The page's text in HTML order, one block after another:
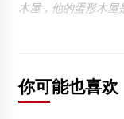
木屋，他的蛋形木屋
你可能也喜欢